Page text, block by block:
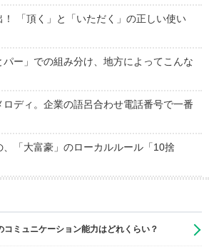
！ 「頂く」と「いただく」の正しい使い
パー」での組み分け、地方によってこんな
ロディ。企業の語呂合わせ電話番号で一番
、「大富豪」のローカルルール「10捨
コミュニケーション能力はどれくらい？